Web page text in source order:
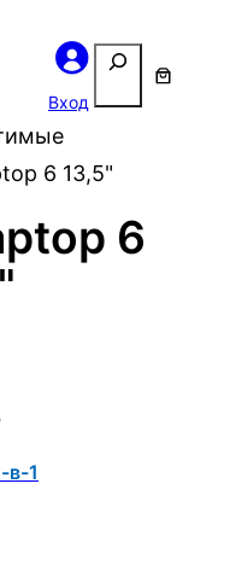
Вход
Поиск
6 13,5"
6
в-1